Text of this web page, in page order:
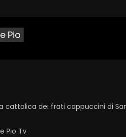
Pio
cattolica dei frati cappuccini di
Pio Tv